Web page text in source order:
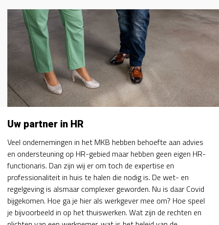
Uw partner in HR
Veel ondernemingen in het MKB hebben behoefte aan advies
en ondersteuning op HR-gebied maar hebben geen eigen HR-
functionaris. Dan zijn wij er om toch de expertise en
professionaliteit in huis te halen die nodig is. De wet- en
regelgeving is alsmaar complexer geworden. Nu is daar Covid
bijgekomen. Hoe ga je hier als werkgever mee om? Hoe speel
je bijvoorbeeld in op het thuiswerken. Wat zijn de rechten en